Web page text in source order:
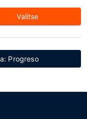
Valitse
Progreso